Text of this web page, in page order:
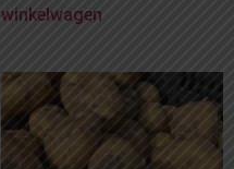
winkelwagen